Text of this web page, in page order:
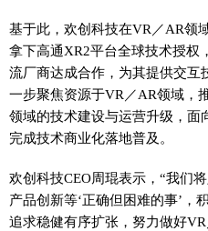
基于此，欢创科技在VR／AR领
拿下高通XR2平台全球技术授权
流厂商达成合作，为其提供交互
一步聚焦资源于VR／AR领域，
领域的技术建设与运营升级，面
完成技术商业化落地普及。
欢创科技CEO周琨表示，“我们
产品创新等‘正确但困难的事’，
追求稳健有序扩张，努力做好